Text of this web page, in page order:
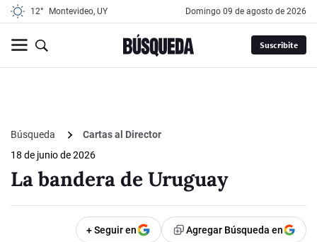
12° Montevideo, UY domingo 09 de agosto de 2026
Suscribite
Búsqueda
Cartas al Director
18 de junio de 2026
La bandera de Uruguay
+ Seguir en Agregar Búsqueda en